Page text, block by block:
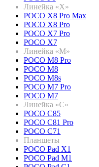
Линейка «X»
POCO X8 Pro Max
POCO X8 Pro
POCO X7 Pro
POCO X7
Линейка «M»
POCO M8 Pro
POCO M8
POCO M8s
POCO M7 Pro
POCO M7
Линейка «C»
POCO C85
POCO C81 Pro
POCO C71
Планшеты
POCO Pad X1
POCO Pad M1